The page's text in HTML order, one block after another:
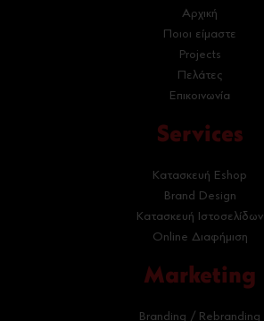
Αρχική
Ποιοι είμαστε
Projects
Πελάτες
Επικοινωνία
Services
Κατασκευή Eshop
Brand Design
Κατασκευή Ιστοσελίδων
Online Διαφήμιση
Marketing
Branding / Rebranding